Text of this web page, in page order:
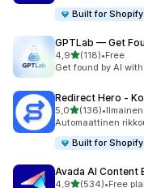
Built for Shopify
GPTLab — Get
4,9/ 5 tähteä
(118)
118 arvostelua
•Free
Get found by AI
Redirect Hero ‑
5,0/ 5 tähteä
(136)
136 arvostelua
•
Automaattinen
Built for Shopify
Avada AI Content
4,9/ 5 tähteä
(534)•Free